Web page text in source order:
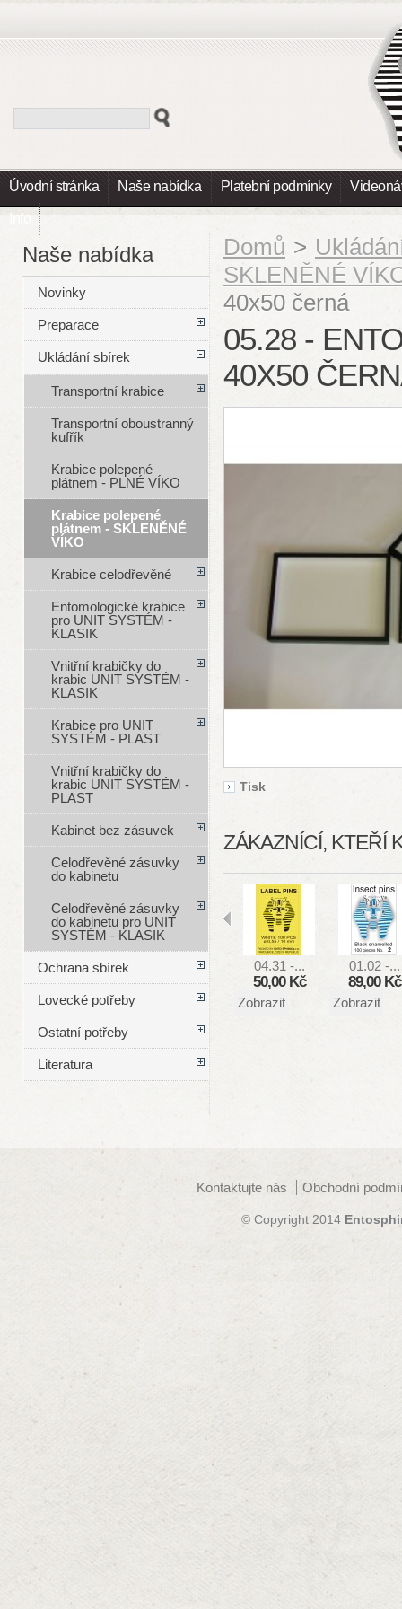
Úvodní stránka Naše nabídka Platební podmínky
Info
Domů >
SKLENĚNÉ
40x50 černá
05.28 -
40X50
Tisk
ZÁKAZNÍCÍ, KTEŘÍ
04.31 -...
50,00 Kč
Zobrazit
01.02 -...
89,00 Kč
Zobrazit
Naše nabídka
Novinky
Preparace
Ukládání sbírek
Transportní krabice
Transportní oboustranný
kufřík
Krabice polepené
plátnem - PLNÉ VÍKO
Krabice polepené
plátnem - SKLENĚNÉ
VÍKO
Krabice celodřevěné
Entomologické krabice
pro UNIT SYSTÉM -
KLASIK
Vnitřní krabičky do
krabic UNIT SYSTÉM -
KLASIK
Krabice pro UNIT
SYSTÉM - PLAST
Vnitřní krabičky do
krabic UNIT SYSTÉM -
PLAST
Kabinet bez zásuvek
Celodřevěné zásuvky
do kabinetu
Celodřevěné zásuvky
do kabinetu pro UNIT
SYSTÉM - KLASIK
Ochrana sbírek
Lovecké potřeby
Ostatní potřeby
Literatura
Kontaktujte nás Obchodní
© Copyright 2014